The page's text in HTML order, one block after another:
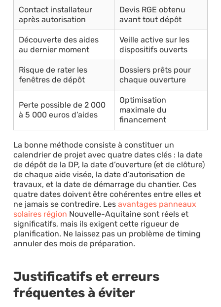
Contact installateur
après autorisation
Devis RGE obtenu
avant tout dépôt
Découverte des aides
au dernier moment
Veille active sur les
dispositifs ouverts
Risque de rater les
fenêtres de dépôt
Dossiers prêts pour
chaque ouverture
Perte possible de 2 000
à 5 000 euros d’aides
Optimisation
maximale du
financement
La bonne méthode consiste à constituer un
calendrier de projet avec quatre dates clés : la date
de dépôt de la DP, la date d’ouverture (et de clôture)
de chaque aide visée, la date d’autorisation de
travaux, et la date de démarrage du chantier. Ces
quatre dates doivent être cohérentes entre elles et
ne jamais se contredire. Les avantages panneaux
solaires région Nouvelle-Aquitaine sont réels et
significatifs, mais ils exigent cette rigueur de
planification. Ne laissez pas un problème de timing
annuler des mois de préparation.
Justificatifs et erreurs
fréquentes à éviter